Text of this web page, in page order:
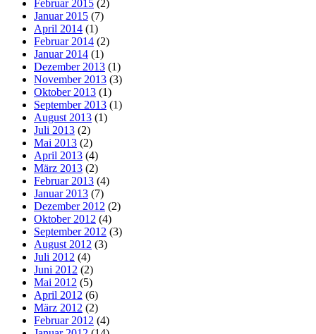
Februar 2015 (2)
Januar 2015 (7)
April 2014 (1)
Februar 2014 (2)
Januar 2014 (1)
Dezember 2013 (1)
November 2013 (3)
Oktober 2013 (1)
September 2013 (1)
August 2013 (1)
Juli 2013 (2)
Mai 2013 (2)
April 2013 (4)
März 2013 (2)
Februar 2013 (4)
Januar 2013 (7)
Dezember 2012 (2)
Oktober 2012 (4)
September 2012 (3)
August 2012 (3)
Juli 2012 (4)
Juni 2012 (2)
Mai 2012 (5)
April 2012 (6)
März 2012 (2)
Februar 2012 (4)